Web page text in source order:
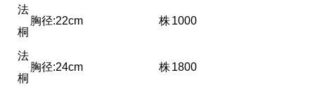
法
桐
胸径:22cm 株1000
法
桐
胸径:24cm 株1800